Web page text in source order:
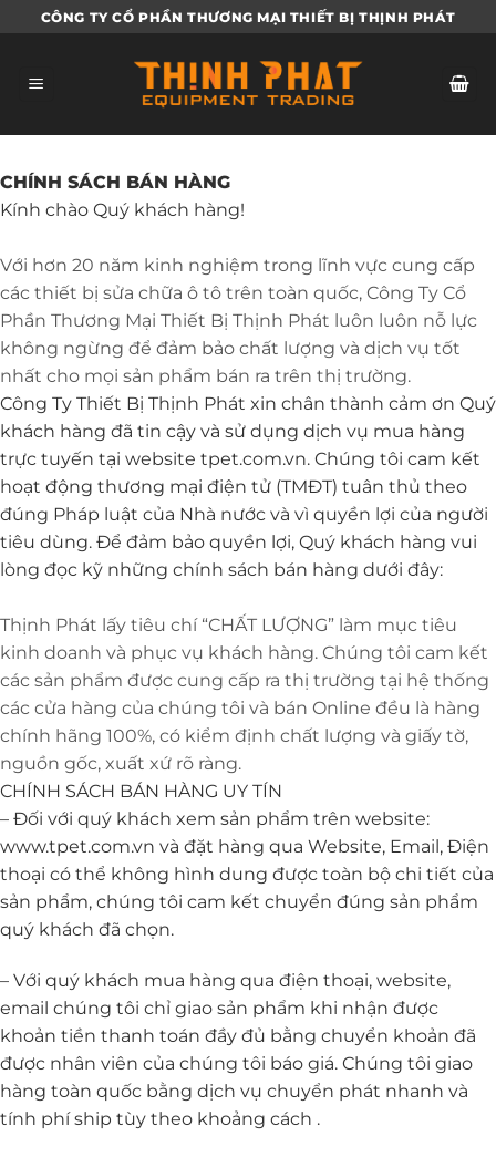
qua
dung
CÔNG TY CỔ PHẦN THƯƠNG MẠI THIẾT BỊ THỊNH PHÁT
CHÍNH SÁCH BÁN HÀNG
Kính chào Quý khách hàng!
Với hơn 20 năm kinh nghiệm trong lĩnh vực cung cấp
các thiết bị sửa chữa ô tô trên toàn quốc, Công Ty Cổ
Phần Thương Mại Thiết Bị Thịnh Phát luôn luôn nỗ lực
không ngừng để đảm bảo chất lượng và dịch vụ tốt
nhất cho mọi sản phẩm bán ra trên thị trường.
Công Ty Thiết Bị Thịnh Phát xin chân thành cảm ơn Quý
khách hàng đã tin cậy và sử dụng dịch vụ mua hàng
trực tuyến tại website tpet.com.vn. Chúng tôi cam kết
hoạt động thương mại điện tử (TMĐT) tuân thủ theo
đúng Pháp luật của Nhà nước và vì quyền lợi của người
tiêu dùng. Để đảm bảo quyền lợi, Quý khách hàng vui
lòng đọc kỹ những chính sách bán hàng dưới đây:
Thịnh Phát lấy tiêu chí “CHẤT LƯỢNG” làm mục tiêu
kinh doanh và phục vụ khách hàng. Chúng tôi cam kết
các sản phẩm được cung cấp ra thị trường tại hệ thống
các cửa hàng của chúng tôi và bán Online đều là hàng
chính hãng 100%, có kiểm định chất lượng và giấy tờ,
nguồn gốc, xuất xứ rõ ràng.
CHÍNH SÁCH BÁN HÀNG UY TÍN
– Đối với quý khách xem sản phẩm trên website:
www.tpet.com.vn và đặt hàng qua Website, Email, Điện
thoại có thể không hình dung được toàn bộ chi tiết của
sản phẩm, chúng tôi cam kết chuyển đúng sản phẩm
quý khách đã chọn.
– Với quý khách mua hàng qua điện thoại, website,
email chúng tôi chỉ giao sản phẩm khi nhận được
khoản tiền thanh toán đầy đủ bằng chuyển khoản đã
được nhân viên của chúng tôi báo giá. Chúng tôi giao
hàng toàn quốc bằng dịch vụ chuyển phát nhanh và
tính phí ship tùy theo khoảng cách .